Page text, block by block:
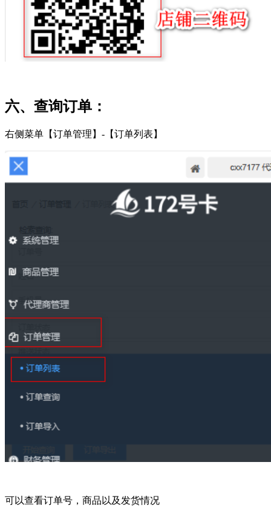
六、查询订单：
右侧菜单【订单管理】-【订单列表】
可以查看订单号，商品以及发货情况